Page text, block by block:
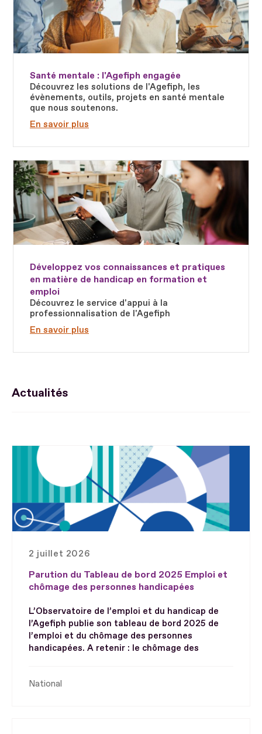
Santé mentale : l'Agefiph engagée
Découvrez les solutions de l'Agefiph, les
évènements, outils, projets en santé mentale
que nous soutenons.
En savoir plus
Développez vos connaissances et pratiques
en matière de handicap en formation et
emploi
Découvrez le service d'appui à la
professionnalisation de l'Agefiph
En savoir plus
Fichier
Actualités
2 juillet 2026
Parution du Tableau de bord 2025 Emploi et
chômage des personnes handicapées
L’Observatoire de l’emploi et du handicap de
l’Agefiph publie son tableau de bord 2025 de
l’emploi et du chômage des personnes
handicapées. A retenir : le chômage des
National